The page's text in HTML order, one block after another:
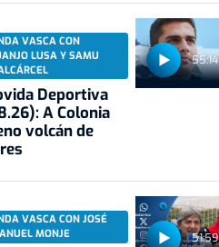
55:14
VASCA CON
LUSA Y SAMU
Deportiva
A Colonia
volcán de
51:59
VASCA CON JOSÉ
MONJE